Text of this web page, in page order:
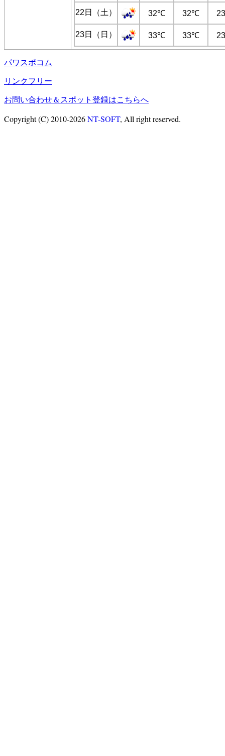
22日（土） 32℃ 32℃
23日（日） 33℃ 33℃
パワスポコム
リンクフリー
お問い合わせ＆スポット登録はこちらへ
Copyright (C) 2010-2026NT-SOFT, All right reserved.